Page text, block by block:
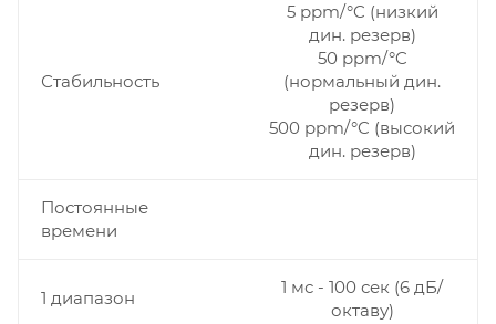
Стабильность
5 ppm/°C (низкий
дин. резерв)
50 ppm/°C
(нормальный дин.
резерв)
500 ppm/°C (высокий
дин. резерв)
Постоянные
времени
1 диапазон
1 мс - 100 сек (6 дБ/
октаву)